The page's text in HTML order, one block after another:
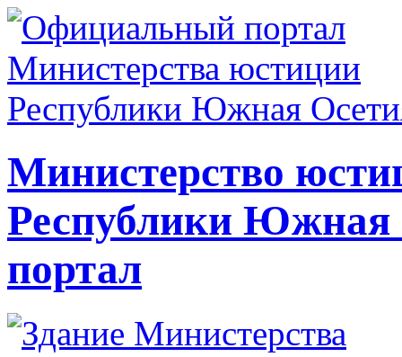
Министерство
Республики
портал